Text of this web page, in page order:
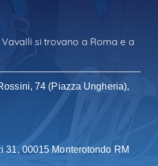
si trovano a Roma e a
74 (Piazza Ungheria),
31, 00015 Monterotondo RM